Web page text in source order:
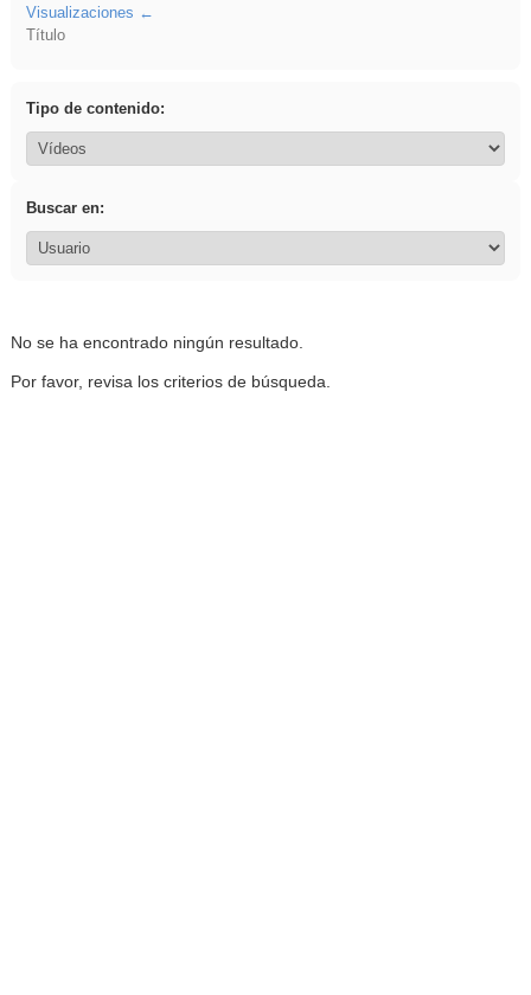
Visualizaciones
Título
Tipo de contenido:
Buscar en:
No se ha encontrado ningún resultado.
Por favor, revisa los criterios de búsqueda.